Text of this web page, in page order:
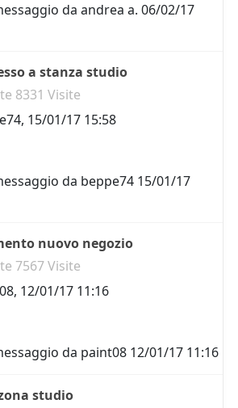
da andrea a. 06/02/17
a stanza studio
8331 Visite
, 15/01/17 15:58
da beppe74 15/01/17
nuovo negozio
7567 Visite
, 12/01/17 11:16
da paint08 12/01/17 11:16
studio